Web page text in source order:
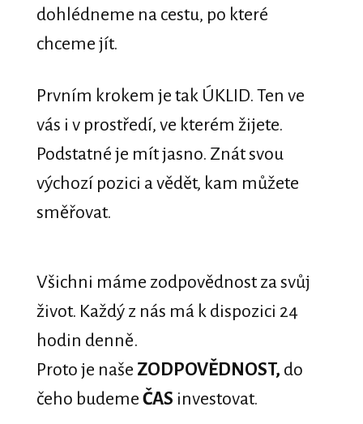
dohlédneme na cestu, po které
chceme jít.
Prvním krokem je tak ÚKLID. Ten ve
vás i v prostředí, ve kterém žijete.
Podstatné je mít jasno. Znát svou
výchozí pozici a vědět, kam můžete
směřovat.
Všichni máme zodpovědnost za svůj
život. Každý z nás má k dispozici 24
hodin denně.
Proto je naše ZODPOVĚDNOST, do
čeho budeme ČAS investovat.